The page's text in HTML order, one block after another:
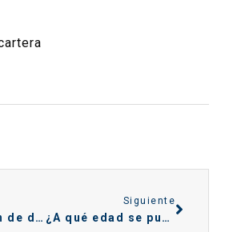
Reunificacion de deudas sin hipoteca y con Asnef
Siguiente
¿A qué edad se puede tener tarjeta de crédito?